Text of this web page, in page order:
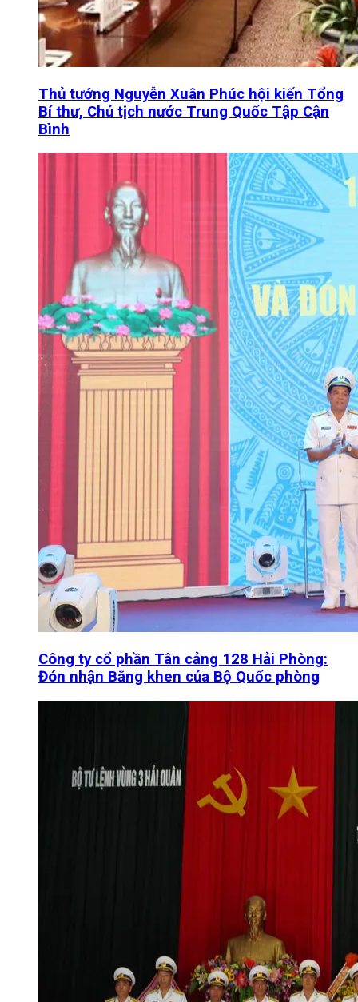
Thủ tướng Nguyễn Xuân Phúc hội kiến Tổng
Bí thư, Chủ tịch nước Trung Quốc Tập Cận
Bình
Công ty cổ phần Tân cảng 128 Hải Phòng:
Đón nhận Bằng khen của Bộ Quốc phòng